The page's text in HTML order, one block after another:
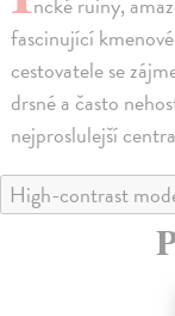
fascinující
cestovatele se
drsné a často
nejproslulejší
High-contrast